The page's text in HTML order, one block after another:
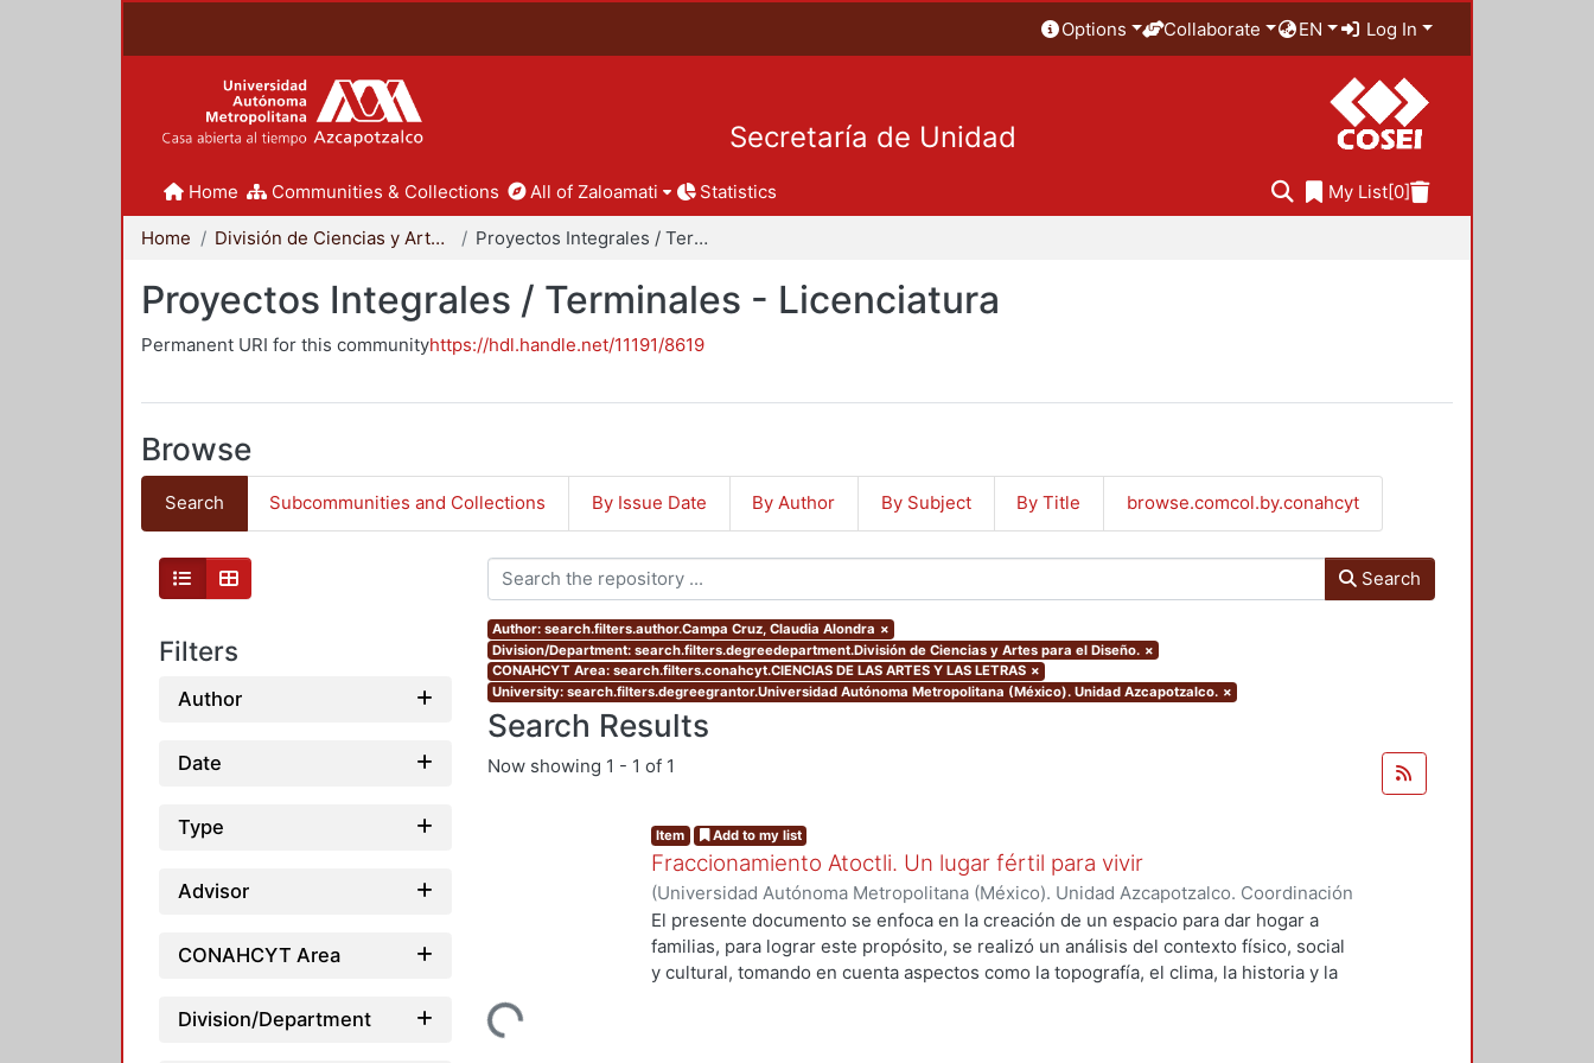
Options Collaborate EN Log In
Secretaría de Unidad
Home Communities & Collections All of Zaloamati Statistics My List[0]
Home División de Ciencias y Artes para el Diseño Proyectos Integrales / Terminales - Licenciatura
Proyectos Integrales / Terminales - Licenciatura
Permanent URI for this communityhttps://hdl.handle.net/11191/8619
Browse
Search Subcommunities and Collections By Issue Date By Author By Subject By Title browse.comcol.by.conahcyt
Filters
Author
Date
Type
Advisor
CONAHCYT Area
Division/Department
Search
Author: search.filters.author.Campa Cruz, Claudia Alondra ×
Division/Department: search.filters.degreedepartment.División de Ciencias y Artes para el Diseño. ×
CONAHCYT Area: search.filters.conahcyt.CIENCIAS DE LAS ARTES Y LAS LETRAS ×
University: search.filters.degreegrantor.Universidad Autónoma Metropolitana (México). Unidad Azcapotzalco. ×
Search Results
Now showing 1 - 1 of 1
Loading...
Item Add to my list
Fraccionamiento Atoctli. Un lugar fértil para vivir
(Universidad Autónoma Metropolitana (México). Unidad Azcapotzalco. Coordinación
de Servicios de Información.,2023-06-30)Campa Cruz, Claudia Alondra;Arce
Lozada, Jazmín Adriana; Chávez Jiménez, Marisol
El presente documento se enfoca en la creación de un espacio para dar hogar a
familias, para lograr este propósito, se realizó un análisis del contexto físico, social
y cultural, tomando en cuenta aspectos como la topografía, el clima, la historia y la